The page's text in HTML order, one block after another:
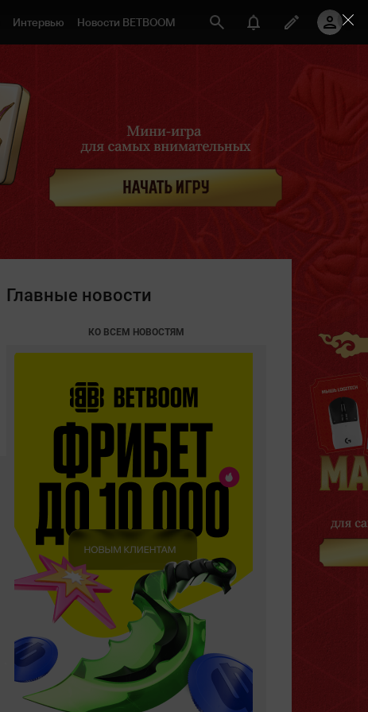
Интервью Новости BETBOOM
Главные новости
КО ВСЕМ НОВОСТЯМ